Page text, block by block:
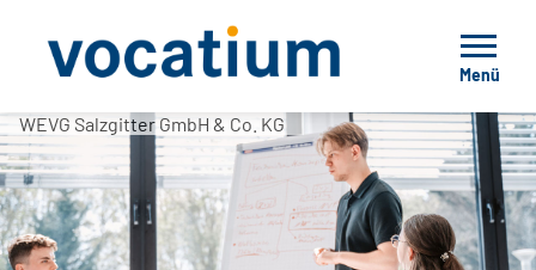
Menü
WEVG Salzgitter GmbH & Co. KG